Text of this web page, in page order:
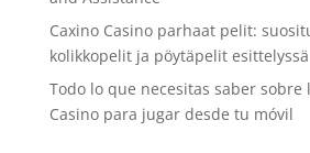
Caxino Casino parhaat pelit:
kolikkopelit ja pöytäpelit esittelyssä
Todo lo que necesitas saber sobre
Casino para jugar desde tu móvil